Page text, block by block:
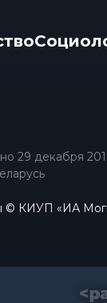
29 декабря
© КИУП «ИА